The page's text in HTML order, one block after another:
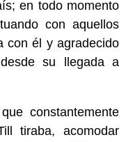
en todo momento
con aquellos
con él y agradecido
su llegada a
constantemente
tiraba, acomodar